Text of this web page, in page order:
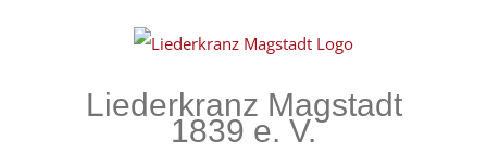
Liederkranz Magstadt
1839 e. V.